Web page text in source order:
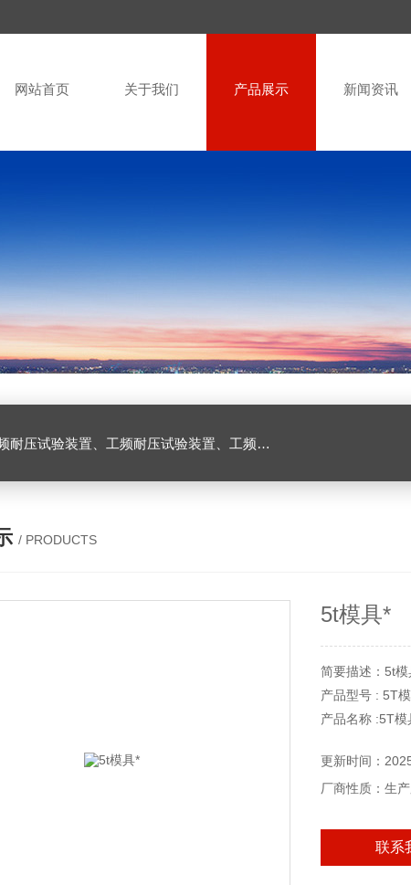
网站首页 关于我们 产品展示 新闻资讯
压试验台、高压耐压试验装置、交流耐压试验装置 、交直流耐压试验装置 、交直流工频耐压试验装置、耐压试验台
/ PRODUCTS
5t模具*
简要描述：5t模
产品型号 : 5T
产品名称 :5T模
压接范围：
适用于 Klauke
更新时间：
厂商性质：生
联系